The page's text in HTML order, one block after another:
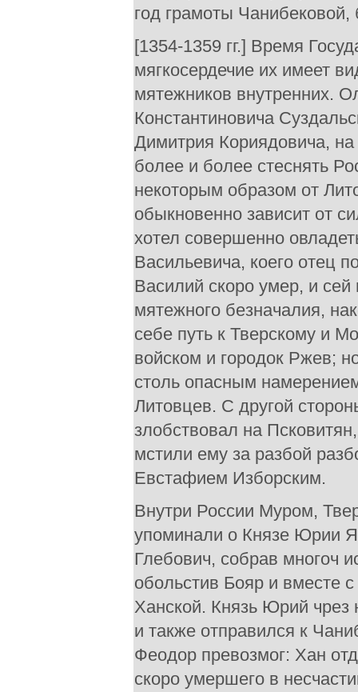
год грамоты Чанибековой,
[1354-1359 гг.] Время
мягкосердечие их имеет
мятежников внутренних.
Константиновича
Димитрия Кориядовича, на
более и более стеснять
некоторым образом от
обыкновенно зависит от
хотел совершенно
Васильевича, коего отец
Василий скоро умер, и
мятежного безначалия,
себе путь к Тверскому и
войском и городок Ржев;
столь опасным
Литовцев. С другой
злобствовал на
мстили ему за разбой
Евстафием Изборским.
Внутри России Муром,
упоминали о Князе Юрии
Глебович, собрав многоч
обольстив Бояр и вместе
Ханской. Князь Юрий
и также отправился к
Феодор превозмог: Хан
скоро умершего в